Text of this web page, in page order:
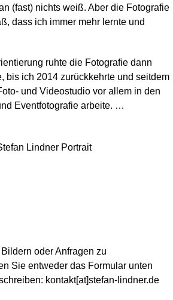
(fast) nichts weiß. Aber die Fotografie
dass ich immer mehr lernte und
ruhte die Fotografie dann
bis ich 2014 zurückkehrte und seitdem
und Videostudio vor allem in den
Eventfotografie arbeite. …
oder Anfragen zu
Sie entweder das Formular unten
kontakt[at]stefan-lindner.de